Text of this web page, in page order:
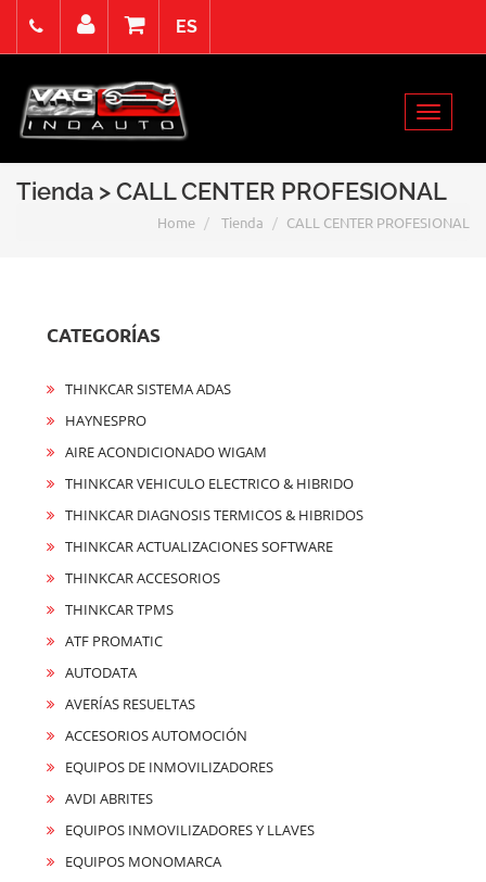
ES
Select Language▼ Viernes 7 Agosto de 2026
Acceso Registro
Toggle
Tienda > CALL CENTER PROFESIONAL
Home Tienda CALL CENTER PROFESIONAL
CATEGORÍAS
THINKCAR SISTEMA ADAS
HAYNESPRO
AIRE ACONDICIONADO WIGAM
THINKCAR VEHICULO ELECTRICO & HIBRIDO
THINKCAR DIAGNOSIS TERMICOS & HIBRIDOS
THINKCAR ACTUALIZACIONES SOFTWARE
THINKCAR ACCESORIOS
THINKCAR TPMS
ATF PROMATIC
AUTODATA
AVERÍAS RESUELTAS
ACCESORIOS AUTOMOCIÓN
EQUIPOS DE INMOVILIZADORES
AVDI ABRITES
EQUIPOS INMOVILIZADORES Y LLAVES
EQUIPOS MONOMARCA